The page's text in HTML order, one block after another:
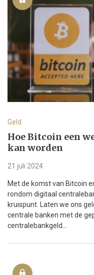
Geld
Hoe Bitcoin een
kan worden
21 juli 2024
Met de komst van Bitcoin
rondom digitaal
kruispunt. Laten we ons
centrale banken met de
centralebankgeld...